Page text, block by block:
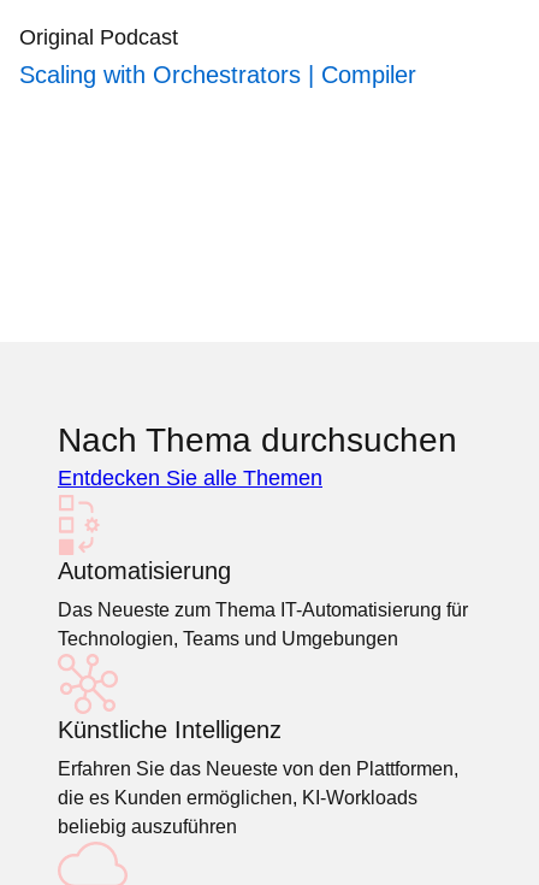
Original Podcast
Scaling with Orchestrators | Compiler
Nach Thema durchsuchen
Entdecken Sie alle Themen
Automatisierung
Das Neueste zum Thema IT-Automatisierung für
Technologien, Teams und Umgebungen
Künstliche Intelligenz
Erfahren Sie das Neueste von den Plattformen,
die es Kunden ermöglichen, KI-Workloads
beliebig auszuführen